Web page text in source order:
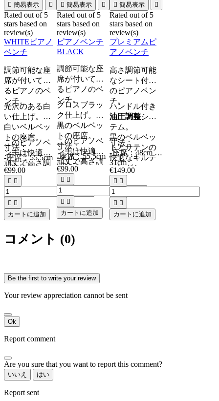
 簡易表示 
Rated out of 5
stars based on
review(s)
WHITEピアノ
ベンチ
調節可能な座
席が付いてい
るピアノのベ
ンチ。
光沢のある白
い仕上げ。
白いベルベッ
トの座席。
寸法：
-座席：55.5cm
x 32.5cm
-高さ：48〜56
cm
このピアノベ
ンチは快適で
頑丈で高さ調
節が可能で
す。
お金に非常に
良い値。
ブラックとロ
（ウッド）も
ご用意してい
€99.00
 
 
カートに追加
 簡易表示 
Rated out of 5
stars based on
review(s)
ピアノベンチ
BLACK
調節可能な座
席が付いてい
るピアノのベ
ンチ。
グロスブラッ
ク仕上げ。
黒のベルベッ
トの座席。
寸法：
-座席：55.5cm
x 32.5cm
-高さ：48〜56
cm
このピアノベ
ンチは快適で
頑丈で高さ調
節が可能で
す。
お金に非常に
良い値。
ホワイトウッ
ッド（ウッ
ド）もご用意
€99.00
 
 
カートに追加
 簡易表示 
Rated out of 5
stars based on
review(s)
プレミアムピ
アノベンチ
高さ調節可能
なシート付き
のピアノベン
チ。
ハンドル付き
油圧調整シス
テム。
黒のベルベッ
トとサテンの
快適なキルテ
ィングシー
ト。
寸法：
-座席：48cm x
31cm
-高さ：49〜
56cm
€149.00
 
 
カートに追加
コメント (0)
Be the first to write your review
Your review appreciation cannot be sent
Ok
Report comment
Are you sure that you want to report this comment?
いいえ はい
Report sent